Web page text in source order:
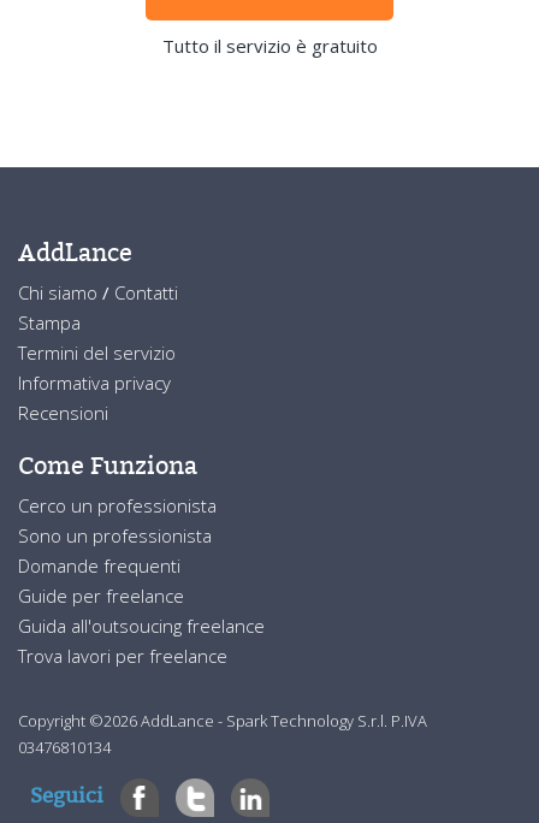
Tutto il servizio è gratuito
AddLance
Chi siamo / Contatti
Stampa
Termini del servizio
Informativa privacy
Recensioni
Come Funziona
Cerco un professionista
Sono un professionista
Domande frequenti
Guide per freelance
Guida all'outsoucing freelance
Trova lavori per freelance
Copyright ©2026 AddLance - Spark Technology S.r.l. P.IVA
03476810134
Seguici